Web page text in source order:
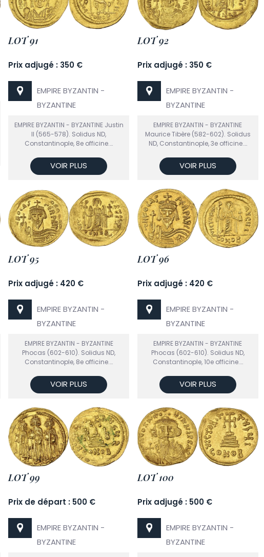
LOT 91
Prix adjugé : 350 €
EMPIRE BYZANTIN -
BYZANTINE
EMPIRE BYZANTIN - BYZANTINE Justin
II (565-578). Solidus ND,
Constantinople, 8e officine.…
VOIR PLUS
LOT 92
Prix adjugé : 350 €
EMPIRE BYZANTIN -
BYZANTINE
EMPIRE BYZANTIN - BYZANTINE
Maurice Tibère (582-602). Solidus
ND, Constantinople, 3e officine.…
VOIR PLUS
LOT 95
Prix adjugé : 420 €
EMPIRE BYZANTIN -
BYZANTINE
EMPIRE BYZANTIN - BYZANTINE
Phocas (602-610). Solidus ND,
Constantinople, 8e officine.…
VOIR PLUS
LOT 96
Prix adjugé : 420 €
EMPIRE BYZANTIN -
BYZANTINE
EMPIRE BYZANTIN - BYZANTINE
Phocas (602-610). Solidus ND,
Constantinople, 10e officine.…
VOIR PLUS
LOT 99
Prix de départ : 500 €
EMPIRE BYZANTIN -
BYZANTINE
LOT 100
Prix adjugé : 500 €
EMPIRE BYZANTIN -
BYZANTINE